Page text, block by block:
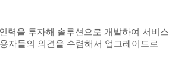
력을 투자해 솔루션으로 개발하여 서비스
자들의 의견을 수렴해서 업그레이드로